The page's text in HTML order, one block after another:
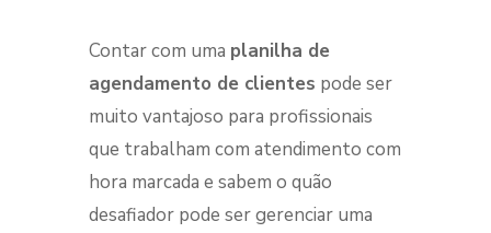
Contar com uma planilha de
agendamento de clientes pode ser
muito vantajoso para profissionais
que trabalham com atendimento com
hora marcada e sabem o quão
desafiador pode ser gerenciar uma